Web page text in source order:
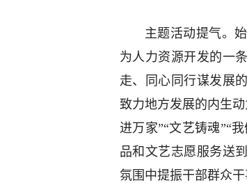
主题活动提气。
为人力资源开发的一
走、同心同行谋发展
致力地方发展的内生
进万家”“文艺铸魂”“
品和文艺志愿服务送
氛围中提振干部群众